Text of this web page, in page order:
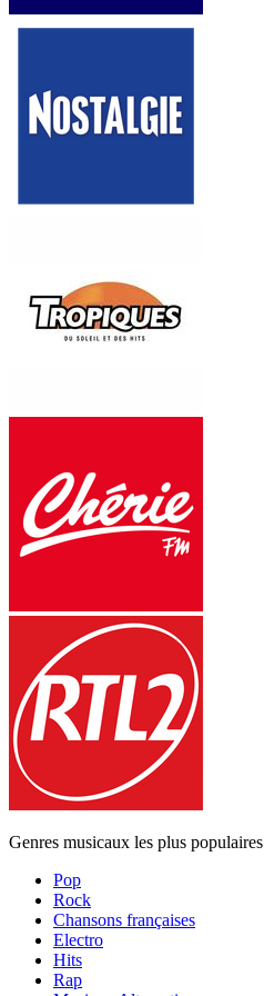
Genres musicaux les plus populaires
Pop
Rock
Chansons françaises
Electro
Hits
Rap